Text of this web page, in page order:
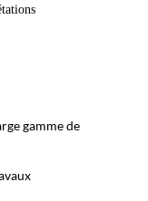
gamme de